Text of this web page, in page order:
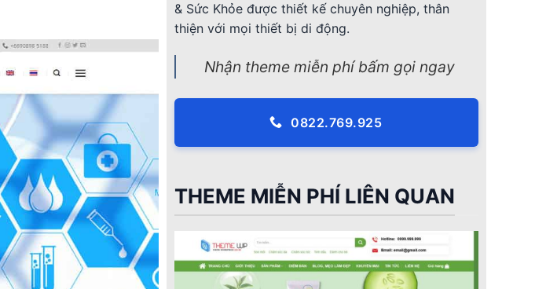
& Sức Khỏe được thiết kế chuyên nghiệp, thân
thiện với mọi thiết bị di động.
Nhận theme miễn phí bấm gọi ngay
0822.769.925
THEME MIỄN PHÍ LIÊN QUAN